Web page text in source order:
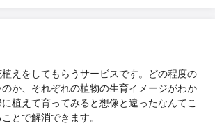
えをしてもらうサービスです。どの程度の
か、それぞれの植物の生育イメージがわか
植えて育ってみると想像と違ったなんてこ
とで解消できます。